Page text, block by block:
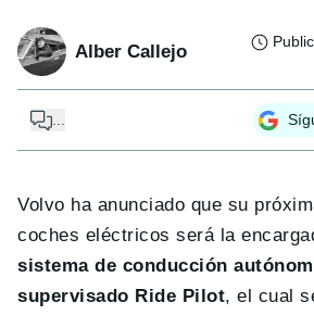
Alber Callejo
Volvo ha anunciado que su
coches eléctricos será la
sistema de conducción
supervisado Ride Pilot, el cual